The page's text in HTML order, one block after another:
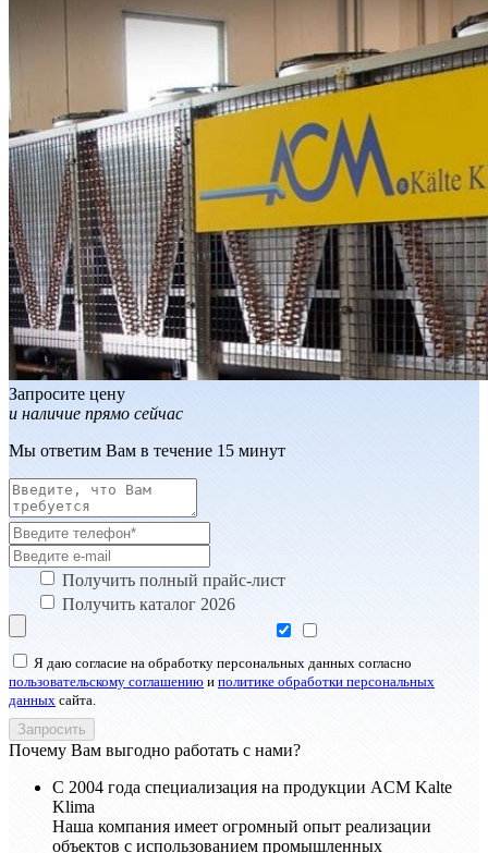
Запросите цену
и наличие прямо сейчас
Мы ответим Вам в течение 15 минут
Получить полный прайс-лист
Получить каталог 2026
Я даю согласие на обработку персональных данных согласно
пользовательскому соглашению и политике обработки персональных
данных сайта.
Почему Вам выгодно работать с нами?
С 2004 года специализация на продукции ACM Kalte
Klima
Наша компания имеет огромный опыт реализации
объектов с использованием промышленных